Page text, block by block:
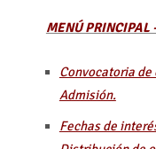
MENÚ PRINCIPAL
Convocatoria
Admisión.
Fechas de